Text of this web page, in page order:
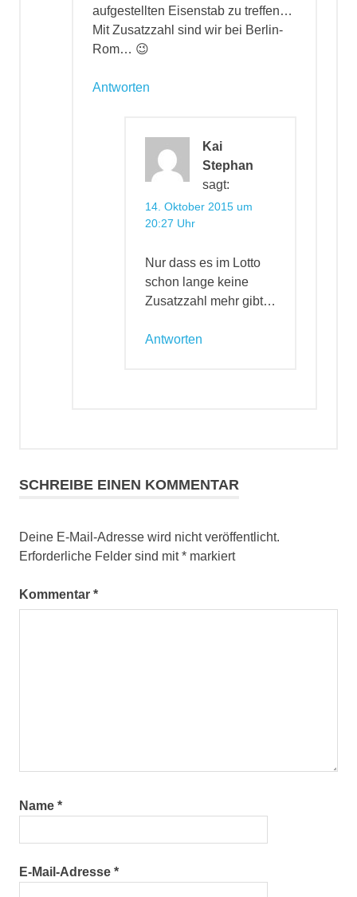
aufgestellten Eisenstab zu treffen…
Mit Zusatzzahl sind wir bei Berlin-
Rom… 😉
Antworten
Kai
Stephan
sagt:
14. Oktober 2015 um
20:27 Uhr
Nur dass es im Lotto
schon lange keine
Zusatzzahl mehr gibt…
Antworten
SCHREIBE EINEN KOMMENTAR
Deine E-Mail-Adresse wird nicht veröffentlicht.
Erforderliche Felder sind mit* markiert
Kommentar *
Name *
E-Mail-Adresse *